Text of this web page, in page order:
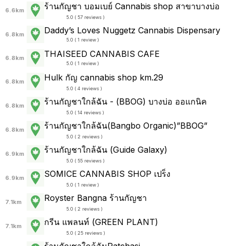
6.6km ร้านกัญชา บอมเบย์ Cannabis shop สาขาบางบ่อ
5.0 ( 57 reviews )
6.8km Daddy’s Loves Nuggetz Cannabis Dispensary
5.0 ( 1 review )
6.8km THAISEED CANNABIS CAFE
5.0 ( 1 review )
6.8km Hulk กัญ cannabis shop km.29
5.0 ( 4 reviews )
6.8km ร้านกัญชาใกล้ฉัน - (BBOG) บางบ่อ ออแกนิค
5.0 ( 14 reviews )
6.8km ร้านกัญชาใกล้ฉัน(Bangbo Organic)”BBOG”
5.0 ( 2 reviews )
6.9km ร้านกัญชาใกล้ฉัน (Guide Galaxy)
5.0 ( 55 reviews )
6.9km SOMICE CANNABIS SHOP เปร็ง
5.0 ( 1 review )
7.1km Royster Bangna ร้านกัญชา
5.0 ( 2 reviews )
7.1km กรีน แพลนท์ (GREEN PLANT)
5.0 ( 25 reviews )